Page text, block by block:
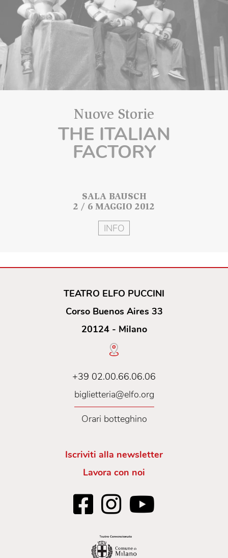
Nuove Storie
THE ITALIAN
FACTORY
SALA BAUSCH
2 / 6 MAGGIO 2012
INFO
TEATRO ELFO PUCCINI
Corso Buenos Aires 33
20124 - Milano
+39 02.00.66.06.06
biglietteria@elfo.org
Orari botteghino
Iscriviti alla newsletter
Lavora con noi